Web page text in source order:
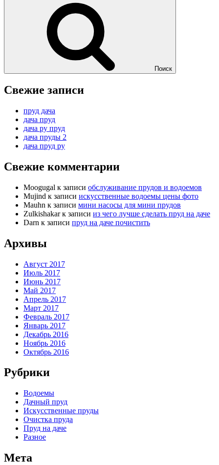
Поиск
Свежие записи
пруд дача
дача пруд
дача ру пруд
дача пруды 2
дача пруд ру
Свежие комментарии
Moogugal к записи обслуживание прудов и водоемов
Mujind к записи искусственные водоемы цены фото
Mauhn к записи мини насосы для мини прудов
Zulkishakarк записи из чего лучше сделать пруд на даче
Darn к записи пруд на даче почистить
Архивы
Август 2017
Июль 2017
Июнь 2017
Май 2017
Апрель 2017
Март 2017
Февраль 2017
Январь 2017
Декабрь 2016
Ноябрь 2016
Октябрь 2016
Рубрики
Водоемы
Дачный пруд
Искусственные пруды
Очистка пруда
Пруд на даче
Разное
Мета